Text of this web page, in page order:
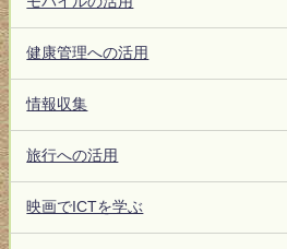
健康管理への活用
情報収集
旅行への活用
映画でICTを学ぶ